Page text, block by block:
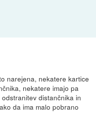
narejena, nekatere kartice
nekatere imajo pa
distančnika in
da ima malo pobrano